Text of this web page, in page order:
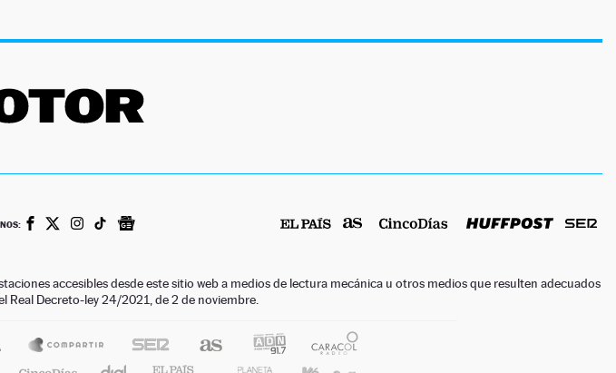
accesibles desde este sitio web a medios de lectura mecánica u otros medios que resulten adecuados
Real Decreto-ley 24/2021, de 2 de noviembre.